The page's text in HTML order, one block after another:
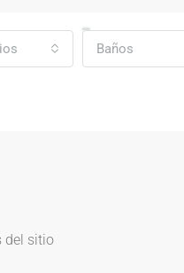
Baños
del sitio